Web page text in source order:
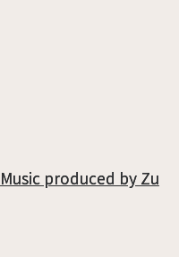
produced by Zu